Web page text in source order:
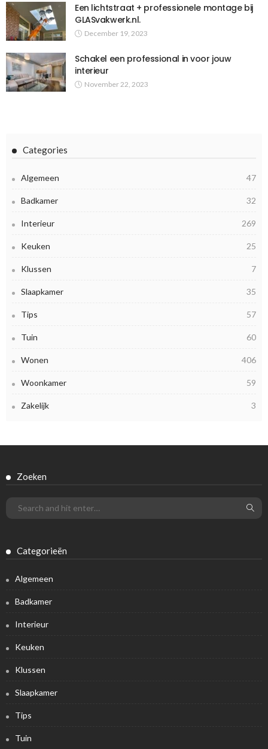
Een lichtstraat + professionele montage bij
GLASvakwerk.nl.
December 19, 2023
Schakel een professional in voor jouw
interieur
November 22, 2023
Categories
Algemeen 47
Badkamer 32
Interieur 269
Keuken 25
Klussen 7
Slaapkamer 35
Tips 57
Tuin 60
Wonen 406
Woonkamer 59
Zakelijk 3
Zoeken
Categorieën
Algemeen
Badkamer
Interieur
Keuken
Klussen
Slaapkamer
Tips
Tuin